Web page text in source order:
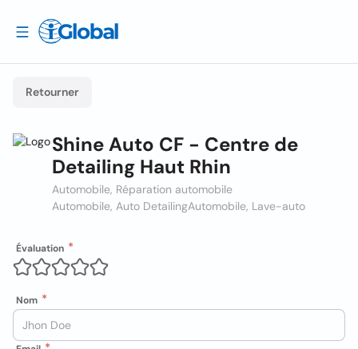
Retourner
Shine Auto CF - Centre de
Detailing Haut Rhin
Automobile, Réparation automobile
Automobile, Auto DetailingAutomobile, Lave-auto
Évaluation
Nom